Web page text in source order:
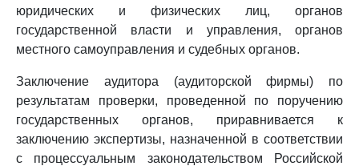
юридических и физических лиц, органов
государственной власти и управления, органов
местного самоуправления и судебных органов.
Заключение аудитора (аудиторской фирмы) по
результатам проверки, проведенной по поручению
государственных органов, приравнивается к
заключению экспертизы, назначенной в соответствии
с процессуальным законодательством Российской